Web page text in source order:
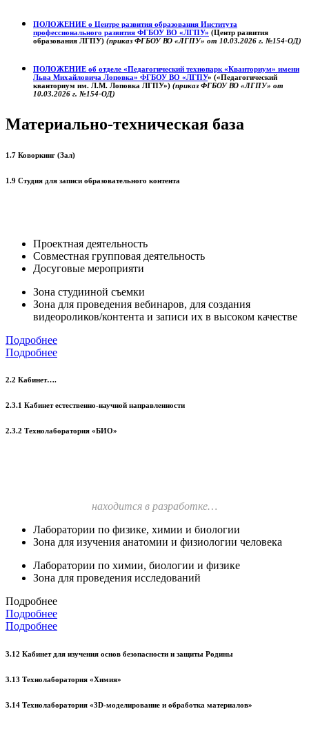
ПОЛОЖЕНИЕ о Центре развития образования Института
профессионального развития ФГБОУ ВО «ЛГПУ» (Центр развития
образования ЛГПУ) (приказ ФГБОУ ВО «ЛГПУ» от 10.03.2026 г. №154-ОД)
ПОЛОЖЕНИЕ об отделе «Педагогический технопарк «Кванториум» имени
Льва Михайловича Лоповка» ФГБОУ ВО «ЛГПУ» («Педагогический
кванториум им. Л.М. Лоповка ЛГПУ») (приказ ФГБОУ ВО «ЛГПУ» от
10.03.2026 г. №154-ОД)
Материально-техническая база
1.7 Коворкинг (Зал)
1.9 Студия для записи образовательного контента
Проектная деятельность
Совместная групповая деятельность
Досуговые мероприяти
Зона студииной съемки
Зона для проведения вебинаров, для создания
видеороликов/контента и записи их в высоком качестве
Подробнее
Подробнее
2.2 Кабинет….
2.3.1 Кабинет естественно-научной направленности
2.3.2 Технолаборатория «БИО»
находится в разработке…
Лаборатории по физике, химии и биологии
Зона для изучения анатомии и физиологии человека
Лаборатории по химии, биологии и физике
Зона для проведения исследований
Подробнее
Подробнее
Подробнее
3.12 Кабинет для изучения основ безопасности и защиты Родины
3.13 Технолаборатория «Химия»
3.14 Технолаборатория «3D-моделирование и обработка материалов»